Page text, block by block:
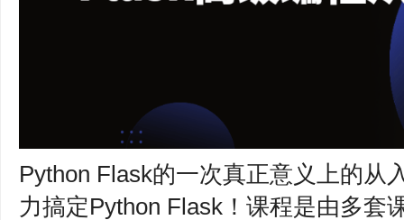
Python Flask的一次真正意义上的从
力搞定Python Flask！课程是由多套